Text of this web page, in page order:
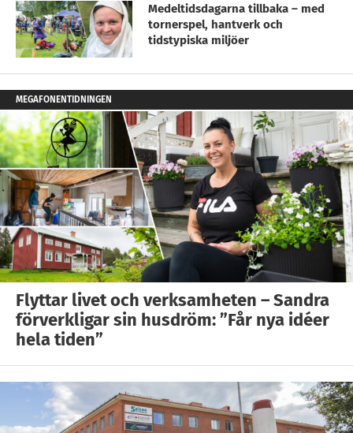
Medeltidsdagarna tillbaka – med
tornerspel, hantverk och
tidstypiska miljöer
MEGAFONENTIDNINGEN
Flyttar livet och verksamheten – Sandra
förverkligar sin husdröm: ”Får nya idéer
hela tiden”